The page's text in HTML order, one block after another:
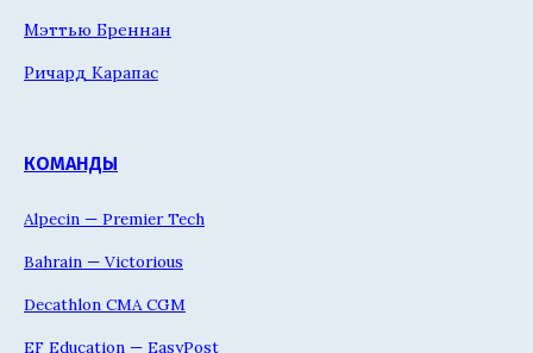
Мэттью Бреннан
Ричард Карапас
КОМАНДЫ
Alpecin — Premier Tech
Bahrain — Victorious
Decathlon CMA CGM
EF Education — EasyPost